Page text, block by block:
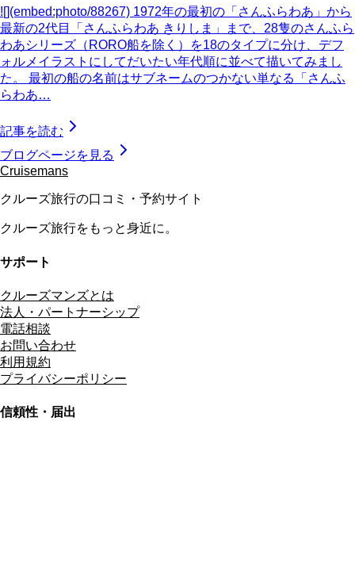
![](embed:photo/88267) 1972年の最初の「さんふらわあ」から
最新の2代目「さんふらわあ きりしま」まで、28隻のさんふら
わあシリーズ（RORO船を除く）を18のタイプに分け、デフ
ォルメイラストにしてだいたい年代順に並べて描いてみまし
た。 最初の船の名前はサブネームのつかない単なる「さんふ
らわあ…
記事を読む
ブログページを見る
Cruisemans
クルーズ旅行の口コミ・予約サイト
クルーズ旅行をもっと身近に。
サポート
クルーズマンズとは
法人・パートナーシップ
電話相談
お問い合わせ
利用規約
プライバシーポリシー
信頼性・届出